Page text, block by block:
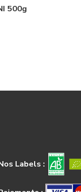
500g
Labels :